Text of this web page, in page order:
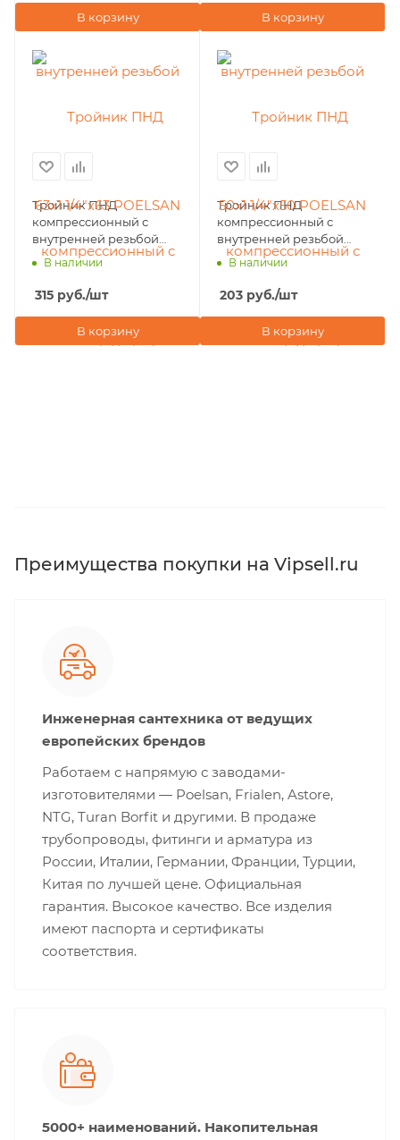
В корзину В корзину
Тройник ПНД
компрессионный с
внутренней резьбой
40х1 1/4"х40 POELSAN
В наличии
315 руб./шт
В корзину
Тройник ПНД
компрессионный с
внутренней резьбой
32х1 1/4"х32 POELSAN
В наличии
203 руб./шт
В корзину
Преимущества покупки на Vipsell.ru
Инженерная сантехника от ведущих
европейских брендов
Работаем с напрямую с заводами-
изготовителями — Poelsan, Frialen, Astore,
NTG, Turan Borfit и другими. В продаже
трубопроводы, фитинги и арматура из
России, Италии, Германии, Франции, Турции,
Китая по лучшей цене. Официальная
гарантия. Высокое качество. Все изделия
имеют паспорта и сертификаты
соответствия.
5000+ наименований. Накопительная